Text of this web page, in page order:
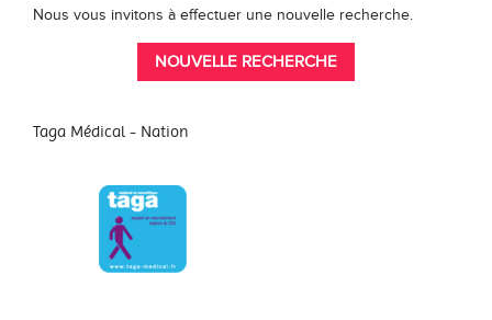
Nous vous invitons à effectuer une nouvelle recherche.
NOUVELLE RECHERCHE
Taga Médical - Nation